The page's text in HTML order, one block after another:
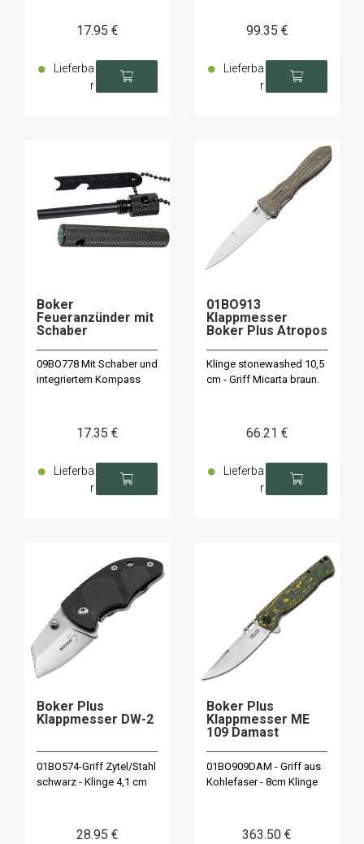
17.95 €
Lieferba
r
99.35 €
Lieferba
r
Boker
Feueranzünder mit
Schaber
09BO778 Mit Schaber und
integriertem Kompass
17.35 €
Lieferba
r
01BO913
Klappmesser
Boker Plus Atropos
Klinge stonewashed 10,5
cm - Griff Micarta braun.
66.21 €
Lieferba
r
Boker Plus
Klappmesser DW-2
01BO574-Griff Zytel/Stahl
schwarz - Klinge 4,1 cm
28.95 €
Boker Plus
Klappmesser ME
109 Damast
01BO909DAM - Griff aus
Kohlefaser - 8cm Klinge
363.50 €